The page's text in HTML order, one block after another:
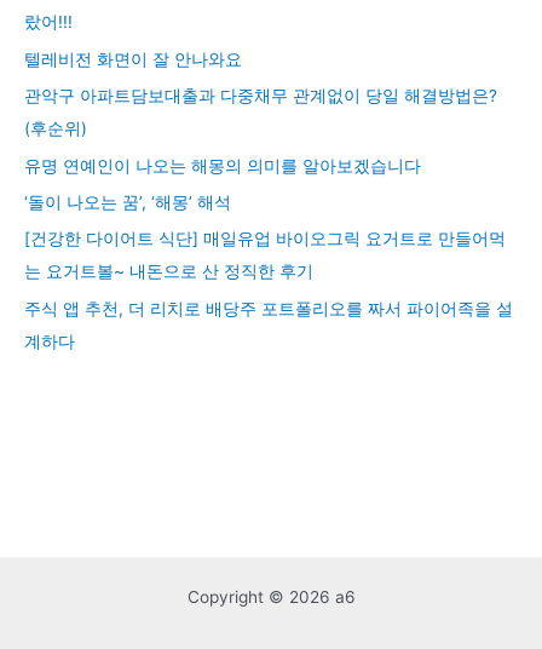
랐어!!!
텔레비전 화면이 잘 안나와요
관악구 아파트담보대출과 다중채무 관계없이 당일 해결방법은?
(후순위)
유명 연예인이 나오는 해몽의 의미를 알아보겠습니다
‘돌이 나오는 꿈’, ‘해몽’ 해석
[건강한 다이어트 식단] 매일유업 바이오그릭 요거트로 만들어먹
는 요거트볼~ 내돈으로 산 정직한 후기
주식 앱 추천, 더 리치로 배당주 포트폴리오를 짜서 파이어족을 설
계하다
Copyright © 2026 a6